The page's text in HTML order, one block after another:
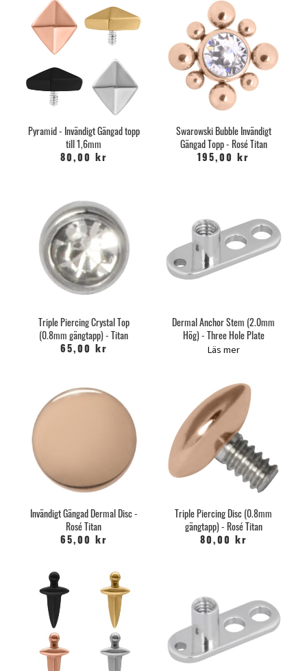
Pyramid - Invändigt Gängad topp
till 1,6mm
80,00 kr
Swarowski Bubble Invändigt
Gängad Topp - Rosé Titan
195,00 kr
Triple Piercing Crystal Top
(0.8mm gängtapp) - Titan
65,00 kr
Dermal Anchor Stem (2.0mm
Hög) - Three Hole Plate
Läs mer
Invändigt Gängad Dermal Disc -
Rosé Titan
65,00 kr
Triple Piercing Disc (0.8mm
gängtapp) - Rosé Titan
80,00 kr